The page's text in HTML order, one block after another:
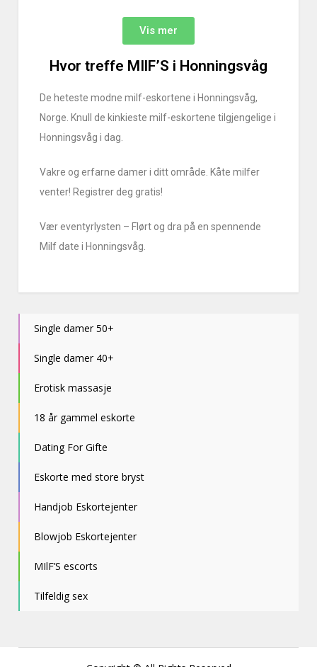
Vis mer
Hvor treffe MIlF’S i Honningsvåg
De heteste modne milf-eskortene i Honningsvåg,
Norge. Knull de kinkieste milf-eskortene tilgjengelige i
Honningsvåg i dag.
Vakre og erfarne damer i ditt område. Kåte milfer
venter! Registrer deg gratis!
Vær eventyrlysten – Flørt og dra på en spennende
Milf date i Honningsvåg.
Single damer 50+
Single damer 40+
Erotisk massasje
18 år gammel eskorte
Dating For Gifte
Eskorte med store bryst
Handjob Eskortejenter
Blowjob Eskortejenter
MIlF’S escorts
Tilfeldig sex